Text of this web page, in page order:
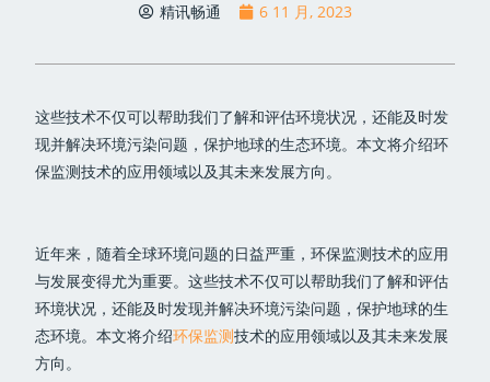
精讯畅通 6 11 月, 2023
这些技术不仅可以帮助我们了解和评估环境状况，还能及时发
现并解决环境污染问题，保护地球的生态环境。本文将介绍环
保监测技术的应用领域以及其未来发展方向。
近年来，随着全球环境问题的日益严重，环保监测技术的应用
与发展变得尤为重要。这些技术不仅可以帮助我们了解和评估
环境状况，还能及时发现并解决环境污染问题，保护地球的生
态环境。本文将介绍环保监测技术的应用领域以及其未来发展
方向。